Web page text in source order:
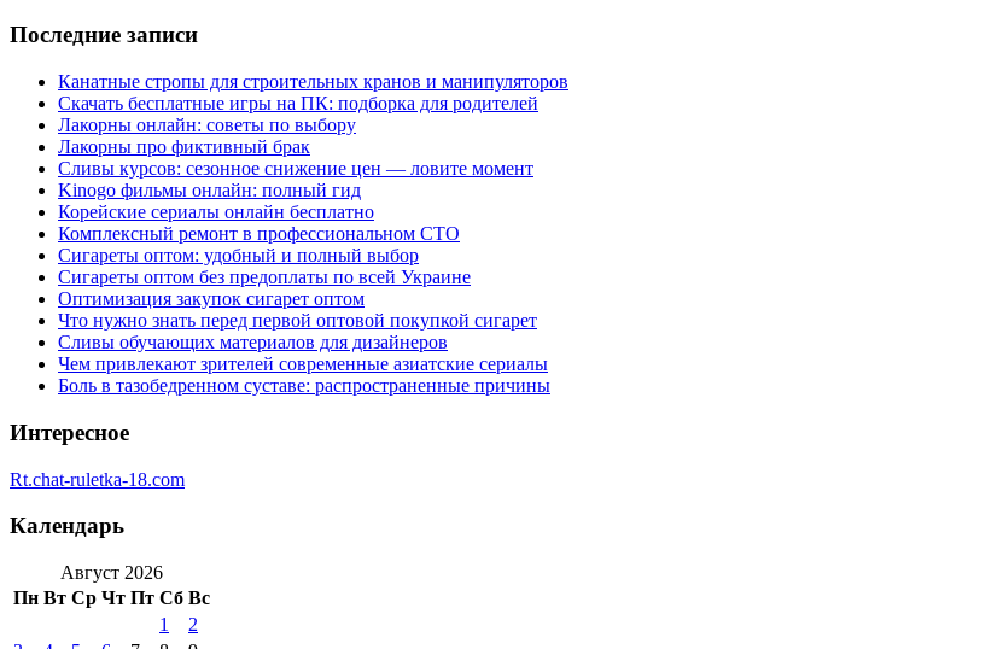
Последние записи
Канатные стропы для строительных кранов и манипуляторов
Скачать бесплатные игры на ПК: подборка для родителей
Лакорны онлайн: советы по выбору
Лакорны про фиктивный брак
Сливы курсов: сезонное снижение цен — ловите момент
Kinogo фильмы онлайн: полный гид
Корейские сериалы онлайн бесплатно
Комплексный ремонт в профессиональном СТО
Сигареты оптом: удобный и полный выбор
Сигареты оптом без предоплаты по всей Украине
Оптимизация закупок сигарет оптом
Что нужно знать перед первой оптовой покупкой сигарет
Сливы обучающих материалов для дизайнеров
Чем привлекают зрителей современные азиатские сериалы
Боль в тазобедренном суставе: распространенные причины
Интересное
Rt.chat-ruletka-18.com
Календарь
Август 2026
Пн Вт Ср Чт Пт Сб Вс
1
2